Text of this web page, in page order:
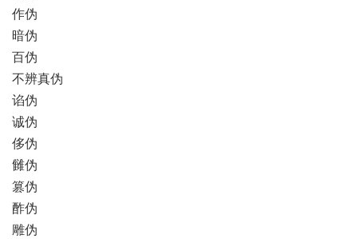
作伪
暗伪
百伪
不辨真伪
谄伪
诚伪
侈伪
雠伪
篡伪
酢伪
雕伪